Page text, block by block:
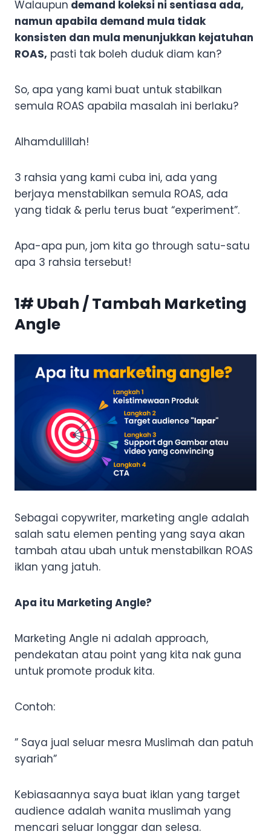
Walaupun demand koleksi ni sentiasa ada,
namun apabila demand mula tidak
konsisten dan mula menunjukkan kejatuhan
ROAS, pasti tak boleh duduk diam kan?
So, apa yang kami buat untuk stabilkan
semula ROAS apabila masalah ini berlaku?
Alhamdulillah!
3 rahsia yang kami cuba ini, ada yang
berjaya menstabilkan semula ROAS, ada
yang tidak & perlu terus buat “experiment”.
Apa-apa pun, jom kita go through satu-satu
apa 3 rahsia tersebut!
1# Ubah / Tambah Marketing
Angle
Sebagai copywriter, marketing angle adalah
salah satu elemen penting yang saya akan
tambah atau ubah untuk menstabilkan ROAS
iklan yang jatuh.
Apa itu Marketing Angle?
Marketing Angle ni adalah approach,
pendekatan atau point yang kita nak guna
untuk promote produk kita.
Contoh:
” Saya jual seluar mesra Muslimah dan patuh
syariah”
Kebiasaannya saya buat iklan yang target
audience adalah wanita muslimah yang
mencari seluar longgar dan selesa.